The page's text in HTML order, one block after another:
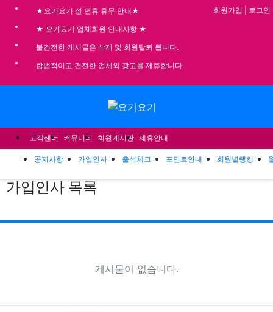
★요기요기 설 연휴 휴무 안내★
★ 요기요기 업체회원 안내사항 ★
불건전한 게시글은 삭제 및 회원탈퇴 됩니다.
합법적이고 건전한 업체와 광고를 제휴합니다.
회원가입 로그인
고객센터 커뮤니티 회원게시판 제휴안내
공지사항 가입인사 출석체크 포인트안내 회원별랭킹
가입인사 목록
게시물이 없습니다.